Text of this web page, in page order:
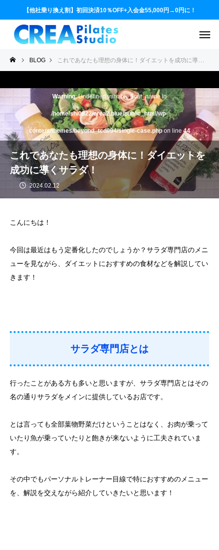
【他社乗り換え割】初回決済10％OFF+入会金55,000円→0円に！
BLOG これであなたも理想の身体に！ダイエットを成功に導くサラダ！
これであなたも理想の身体に！ダイエットを
成功に導くサラダ！
2024.02.12
Warning: Undefined variable $cat_name in
/home/shi0822/crea2.blue/public_html/wp-
content/themes/beyond_tcd094/single-case.php on line44
こんにちは！
今回は最近はもう定番化したのでしょうか？サラダ専門店のメニ
ューを見ながら、ダイエットにおすすめの食材などを解説してい
きます！
サラダ専門店とは
行ったことがある方も多いと思いますが、サラダ専門店とはその
名の通りサラダをメインに提供しているお店です。
とは言っても全部葉物野菜だけということはなく、お肉が乗って
いたり魚が乗っていたりと飽きが来ないように工夫されていま
す。
その中でもパーソナルトレーナー目線で特におすすめのメニュー
を、解説を交えながら紹介していきたいと思います！